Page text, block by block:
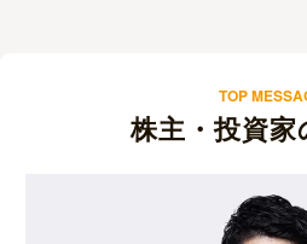
TOP
株主・投資